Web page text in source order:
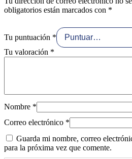
obligatorios están marcados con *
Tu puntuación *
Tu valoración *
Nombre *
Correo electrónico *
Guarda mi nombre, correo
para la próxima vez que comente.